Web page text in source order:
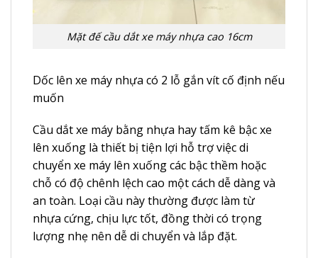
Mặt đế cầu dắt xe máy nhựa cao 16cm
Dốc lên xe máy nhựa có 2 lỗ gắn vít cố định nếu
muốn
Cầu dắt xe máy bằng nhựa hay tấm kê bậc xe
lên xuống là thiết bị tiện lợi hỗ trợ việc di
chuyển xe máy lên xuống các bậc thềm hoặc
chỗ có độ chênh lệch cao một cách dễ dàng và
an toàn. Loại cầu này thường được làm từ
nhựa cứng, chịu lực tốt, đồng thời có trọng
lượng nhẹ nên dễ di chuyển và lắp đặt.